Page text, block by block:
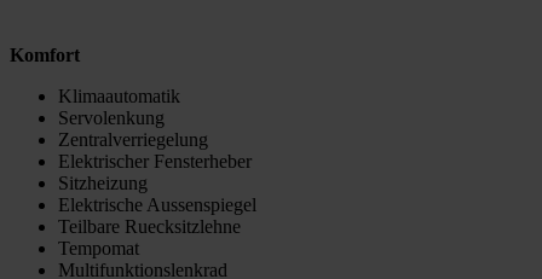
Komfort
Klimaautomatik
Servolenkung
Zentralverriegelung
Elektrischer Fensterheber
Sitzheizung
Elektrische Aussenspiegel
Teilbare Ruecksitzlehne
Tempomat
Multifunktionslenkrad